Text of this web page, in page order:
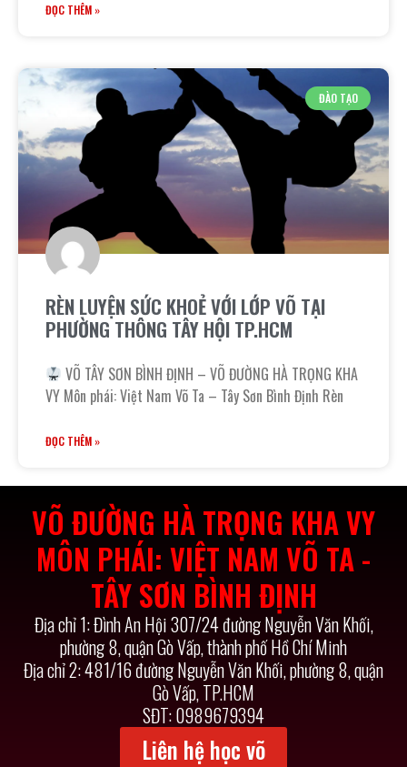
ĐỌC THÊM »
ĐÀO TẠO
RÈN LUYỆN SỨC KHOẺ VỚI LỚP VÕ TẠI
PHƯỜNG THÔNG TÂY HỘI TP.HCM
VÕ TÂY SƠN BÌNH ĐỊNH – VÕ ĐƯỜNG HÀ TRỌNG KHA
VY Môn phái: Việt Nam Võ Ta – Tây Sơn Bình Định Rèn
ĐỌC THÊM »
VÕ ĐƯỜNG HÀ TRỌNG KHA VY
MÔN PHÁI: VIỆT NAM VÕ TA -
TÂY SƠN BÌNH ĐỊNH
Địa chỉ 1: Đình An Hội 307/24 đường Nguyễn Văn Khối,
phường 8, quận Gò Vấp, thành phố Hồ Chí Minh
Địa chỉ 2: 481/16 đường Nguyễn Văn Khối, phường 8, quận
Gò Vấp, TP.HCM
SĐT: 0989679394
Liên hệ học võ